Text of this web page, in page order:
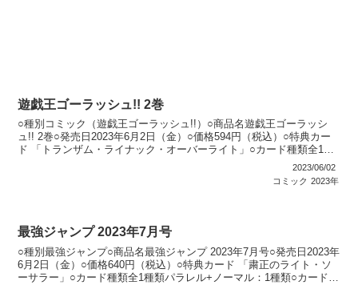
遊戯王ゴーラッシュ!! 2巻
○種別コミック（遊戯王ゴーラッシュ!!）○商品名遊戯王ゴーラッシ
ュ!! 2巻○発売日2023年6月2日（金）○価格594円（税込）○特典カー
ド 「トランザム・ライナック・オーバーライト」○カード種類全1種
2023/06/02
コミック 2023年
最強ジャンプ 2023年7月号
○種別最強ジャンプ○商品名最強ジャンプ 2023年7月号○発売日2023年
6月2日（金）○価格640円（税込）○特典カード 「粛正のライト・ソ
ーサラー」○カード種類全1種類パラレル+ノーマル：1種類○カードリ